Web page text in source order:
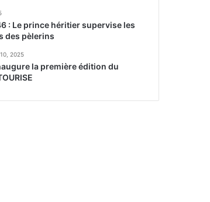
: Le prince héritier supervise les
des pèlerins
2025
la première édition du